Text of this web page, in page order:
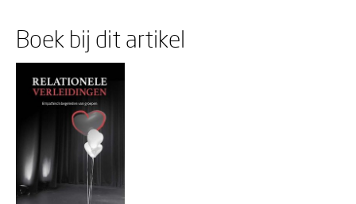
Boek bij dit artikel